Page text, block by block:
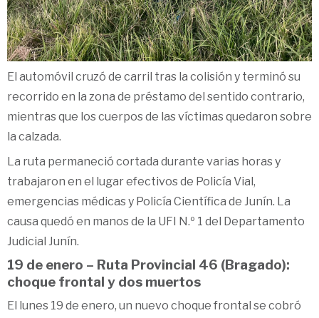
El automóvil cruzó de carril tras la colisión y terminó su
recorrido en la zona de préstamo del sentido contrario,
mientras que los cuerpos de las víctimas quedaron sobre
la calzada.
La ruta permaneció cortada durante varias horas y
trabajaron en el lugar efectivos de Policía Vial,
emergencias médicas y Policía Científica de Junín. La
causa quedó en manos de la UFI N.º 1 del Departamento
Judicial Junín.
19 de enero – Ruta Provincial 46 (Bragado):
choque frontal y dos muertos
El lunes 19 de enero, un nuevo choque frontal se cobró